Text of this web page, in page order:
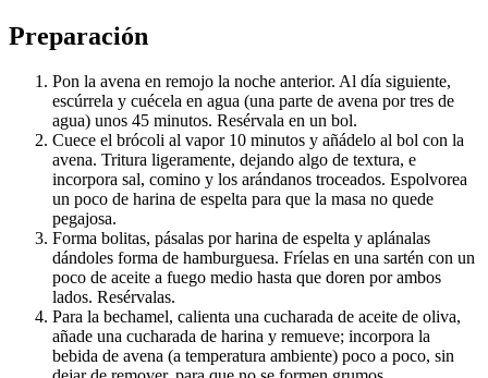
Preparación
Pon la avena en remojo la noche anterior. Al día siguiente,
escúrrela y cuécela en agua (una parte de avena por tres de
agua) unos 45 minutos. Resérvala en un bol.
Cuece el brócoli al vapor 10 minutos y añádelo al bol con la
avena. Tritura ligeramente, dejando algo de textura, e
incorpora sal, comino y los arándanos troceados. Espolvorea
un poco de harina de espelta para que la masa no quede
pegajosa.
Forma bolitas, pásalas por harina de espelta y aplánalas
dándoles forma de hamburguesa. Fríelas en una sartén con un
poco de aceite a fuego medio hasta que doren por ambos
lados. Resérvalas.
Para la bechamel, calienta una cucharada de aceite de oliva,
añade una cucharada de harina y remueve; incorpora la
bebida de avena (a temperatura ambiente) poco a poco, sin